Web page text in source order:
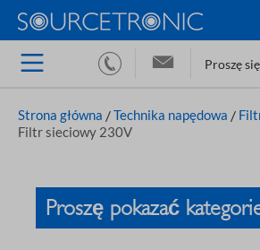
Proszę
Strona główna /Technika napędowa /
Filtr sieciowy 230V
Proszę pokazać